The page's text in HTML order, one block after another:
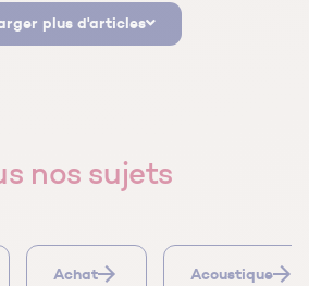
plus d'articles
nos sujets
Achat Acoustique